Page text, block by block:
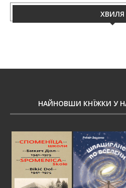
ХВИЛЯ
НАЙНОВШИ КНЇЖКИ У